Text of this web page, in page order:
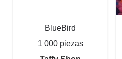
BlueBird
1 000 piezas